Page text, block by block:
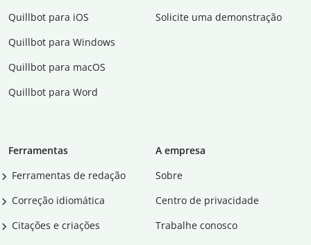
Quillbot para iOS
Quillbot para Windows
Quillbot para macOS
Quillbot para Word
Solicite uma demonstração
Ferramentas
Ferramentas de redação
Correção idiomática
Citações e criações
A empresa
Sobre
Centro de privacidade
Trabalhe conosco